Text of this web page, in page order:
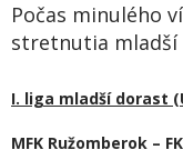
Počas minulého
stretnutia mladší
I. liga mladší dorast
MFK Ružomberok –